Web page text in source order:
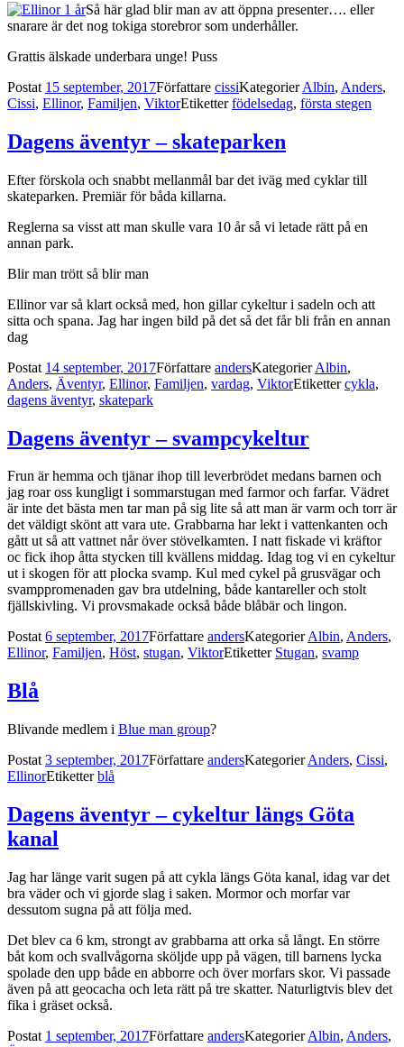
Så här glad blir man av att öppna presenter…. eller
snarare är det nog tokiga storebror som underhåller.
Grattis älskade underbara unge! Puss
Postat 15 september, 2017Författare cissiKategorierAlbin, Anders,
Cissi, Ellinor, Familjen, ViktorEtiketterfödelsedag, första stegen
Dagens äventyr – skateparken
Efter förskola och snabbt mellanmål bar det iväg med cyklar till
skateparken. Premiär för båda killarna.
Reglerna sa visst att man skulle vara 10 år så vi letade rätt på en
annan park.
Blir man trött så blir man
Ellinor var så klart också med, hon gillar cykeltur i sadeln och att
sitta och spana. Jag har ingen bild på det så det får bli från en annan
dag
Postat 14 september, 2017Författare andersKategorierAlbin,
Anders, Äventyr, Ellinor, Familjen, vardag, ViktorEtikettercykla,
dagens äventyr, skatepark
Dagens äventyr – svampcykeltur
Frun är hemma och tjänar ihop till leverbrödet medans barnen och
jag roar oss kungligt i sommarstugan med farmor och farfar. Vädret
är inte det bästa men tar man på sig lite så att man är varm och torr är
det väldigt skönt att vara ute. Grabbarna har lekt i vattenkanten och
gått ut så att vattnet når över stövelkamten. I natt fiskade vi kräftor
oc fick ihop åtta stycken till kvällens middag. Idag tog vi en cykeltur
ut i skogen för att plocka svamp. Kul med cykel på grusvägar och
svamppromenaden gav bra utdelning, både kantareller och stolt
fjällskivling. Vi provsmakade också både blåbär och lingon.
Postat6 september, 2017Författare andersKategorierAlbin, Anders,
Ellinor, Familjen, Höst, stugan, ViktorEtiketter Stugan, svamp
Blå
Blivande medlem i Blue man group?
Postat 3 september, 2017Författare andersKategorierAnders, Cissi,
EllinorEtiketterblå
Dagens äventyr – cykeltur längs Göta
kanal
Jag har länge varit sugen på att cykla längs Göta kanal, idag var det
bra väder och vi gjorde slag i saken. Mormor och morfar var
dessutom sugna på att följa med.
Det blev ca 6 km, strongt av grabbarna att orka så långt. En större
båt kom och svallvågorna sköljde upp på vägen, till barnens lycka
spolade den upp både en abborre och över morfars skor. Vi passade
även på att geocacha och leta rätt på tre skatter. Naturligtvis blev det
fika i gräset också.
Postat 1 september, 2017Författare andersKategorierAlbin, Anders,